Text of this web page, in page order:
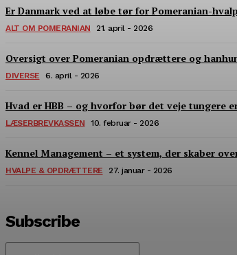
Er Danmark ved at løbe tør for Pomeranian-
ALT OM POMERANIAN 21. april - 2026
Oversigt over Pomeranian opdrættere og
DIVERSE 6. april - 2026
Hvad er HBB – og hvorfor bør det veje tungere
LÆSERBREVKASSEN 10. februar - 2026
Kennel Management – et system, der skaber
HVALPE & OPDRÆTTERE 27. januar - 2026
Subscribe